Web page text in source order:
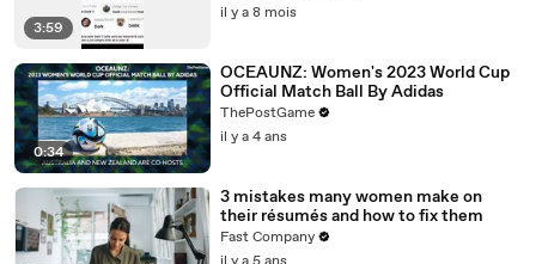
3:59
il y a 8 mois
0:34
OCEAUNZ: Women's 2023 World Cup
Official Match Ball By Adidas
ThePostGame
il y a 4 ans
3 mistakes many women make on
their résumés and how to fix them
Fast Company